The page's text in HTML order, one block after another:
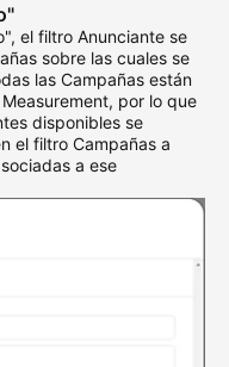
el filtro Anunciante se
sobre las cuales se
las Campañas están
por lo que
disponibles se
el filtro Campañas a
a ese